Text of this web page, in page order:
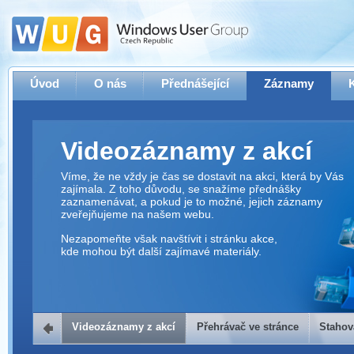
Úvod O nás Přednášející Záznamy
Videozáznamy z akcí
Víme, že ne vždy je čas se dostavit na akci, která by Vás
zajímala. Z toho důvodu, se snažíme přednášky
zaznamenávat, a pokud je to možné, jejich záznamy
zveřejňujeme na našem webu.
Nezapomeňte však navštívit i stránku akce,
kde mohou být další zajímavé materiály.
Přehrávač ve stránce
Videozáznamy z akcí Přehrávač ve stránce